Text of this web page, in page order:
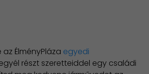
ÉlményPláza egyedi
részt szeretteiddel egy családi